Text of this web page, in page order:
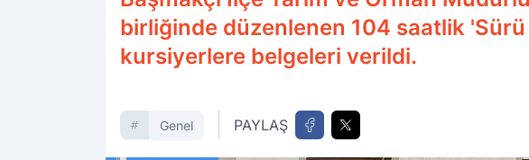
birliğinde düzenlenen 104 saatlik
kursiyerlere belgeleri verildi.
Genel PAYLAŞ